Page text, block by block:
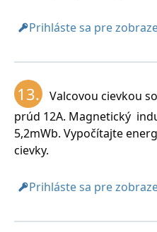
Prihláste sa pre
13.
Valcovou cievkou
prúd 12A. Magnetický
5,2mWb. Vypočítajte
cievky.
Prihláste sa pre